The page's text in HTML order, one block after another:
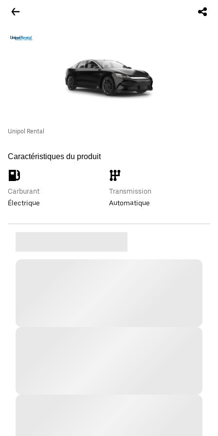
Unipol Rental
Caractéristiques du produit
Carburant
Électrique
Transmission
Automatique